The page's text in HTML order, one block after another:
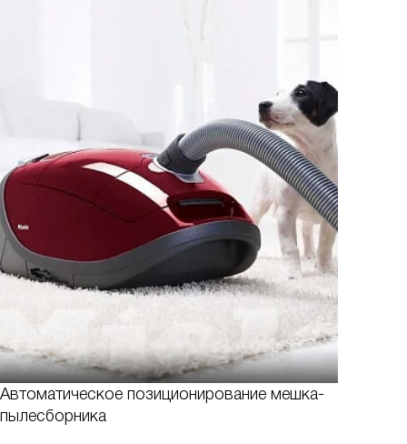
Автоматическое позиционирование мешка-
пылесборника